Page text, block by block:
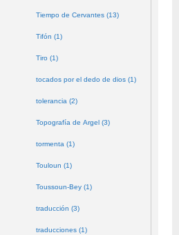
Tiempo de Cervantes (13)
Tifón (1)
Tiro (1)
tocados por el dedo de dios (1)
tolerancia (2)
Topografía de Argel (3)
tormenta (1)
Touloun (1)
Toussoun-Bey (1)
traducción (3)
traducciones (1)